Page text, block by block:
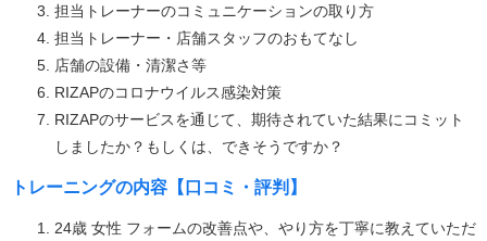
担当トレーナーのコミュニケーションの取り方
担当トレーナー・店舗スタッフのおもてなし
店舗の設備・清潔さ等
RIZAPのコロナウイルス感染対策
RIZAPのサービスを通じて、期待されていた結果にコミット
しましたか？もしくは、できそうですか？
トレーニングの内容【口コミ・評判】
24歳 女性 フォームの改善点や、やり方を丁寧に教えていただ